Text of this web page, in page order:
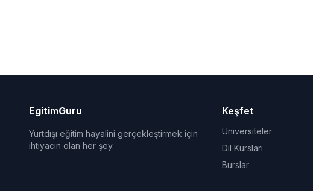
EgitimGuru
Yurtdışı eğitim hayalini gerçekleştirmek için
ihtiyacın olan her şey.
Keşfet
Üniversiteler
Dil Kursları
Burslar